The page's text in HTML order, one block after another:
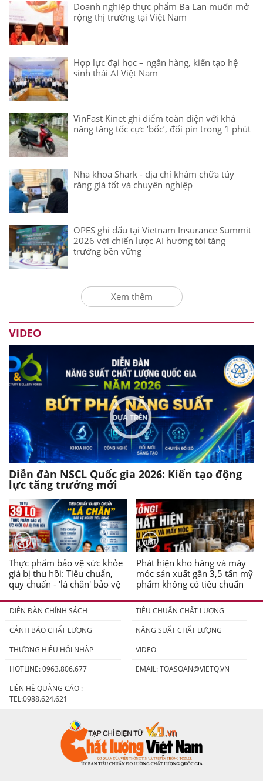
Doanh nghiệp thực phẩm Ba Lan muốn mở
rộng thị trường tại Việt Nam
Hợp lực đại học – ngân hàng, kiến tạo hệ
sinh thái AI Việt Nam
VinFast Kinet ghi điểm toàn diện với khả
năng tăng tốc cực ‘bốc’, đổi pin trong 1 phút
Nha khoa Shark - địa chỉ khám chữa tủy
răng giá tốt và chuyên nghiệp
OPES ghi dấu tại Vietnam Insurance Summit
2026 với chiến lược AI hướng tới tăng
trưởng bền vững
Xem thêm
VIDEO
Diễn đàn NSCL Quốc gia 2026: Kiến tạo động
lực tăng trưởng mới
Thực phẩm bảo vệ sức khỏe
giả bị thu hồi: Tiêu chuẩn,
quy chuẩn - 'lá chắn' bảo vệ
Phát hiện kho hàng và máy
móc sản xuất gần 3,5 tấn mỹ
phẩm không có tiêu chuẩn
DIỄN ĐÀN CHÍNH SÁCH
TIÊU CHUẨN CHẤT LƯỢNG
CẢNH BÁO CHẤT LƯỢNG
NĂNG SUẤT CHẤT LƯỢNG
THƯƠNG HIỆU HỘI NHẬP
VIDEO
HOTLINE: 0963.806.677
EMAIL:TOASOAN@VIETQ.VN
LIÊN HỆ QUẢNG CÁO :
TEL:0988.624.621